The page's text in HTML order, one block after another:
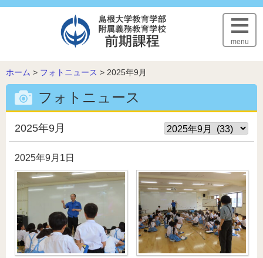
このページの本文へ
menu
こ
の
ー
置:
ホーム > フォトニュース > 2025年9月
フォトニュース
2025年9月
2025年9月1日